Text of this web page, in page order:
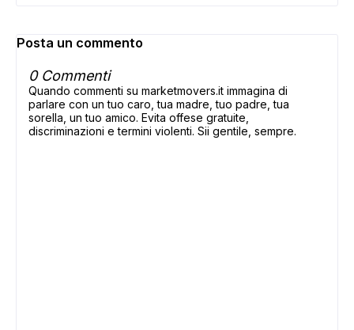
Posta un commento
0 Commenti
Quando commenti su marketmovers.it immagina di
parlare con un tuo caro, tua madre, tuo padre, tua
sorella, un tuo amico. Evita offese gratuite,
discriminazioni e termini violenti. Sii gentile, sempre.